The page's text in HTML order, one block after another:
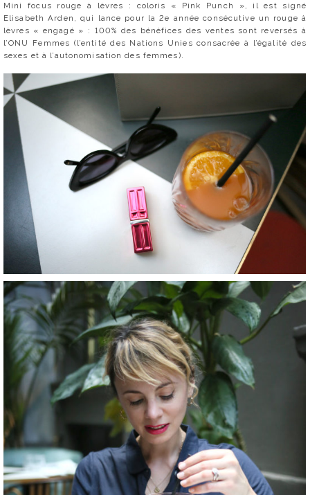
Mini focus rouge à lèvres : coloris « Pink Punch », il est signé
Elisabeth Arden, qui lance pour la 2e année consécutive un rouge à
lèvres « engagé » : 100% des bénéfices des ventes sont reversés à
l’ONU Femmes (l’entité des Nations Unies consacrée à l’égalité des
sexes et à l’autonomisation des femmes).